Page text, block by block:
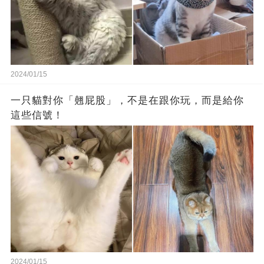
2024/01/15
一只貓對你「翹屁股」，不是在跟你玩，而是給你
這些信號！
2024/01/15